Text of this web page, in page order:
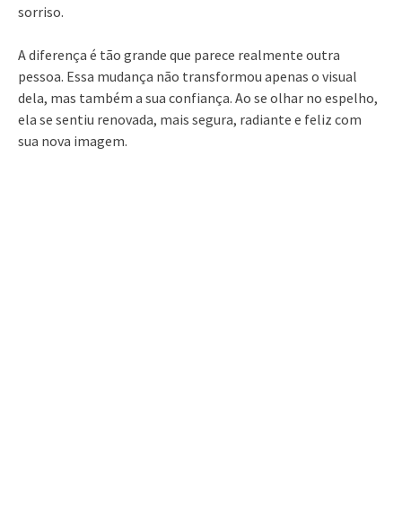
sorriso.
A diferença é tão grande que parece realmente outra
pessoa. Essa mudança não transformou apenas o visual
dela, mas também a sua confiança. Ao se olhar no espelho,
ela se sentiu renovada, mais segura, radiante e feliz com
sua nova imagem.